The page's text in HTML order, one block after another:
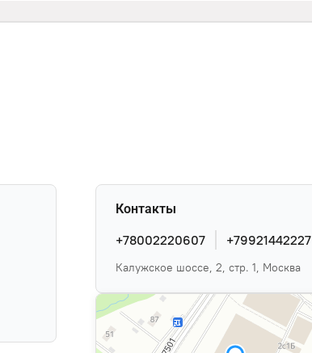
Контакты
+78002220607 +79921442227
Калужское шоссе, 2, стр. 1, Москва